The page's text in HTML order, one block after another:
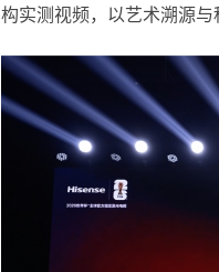
构实测视频，以艺术溯源与